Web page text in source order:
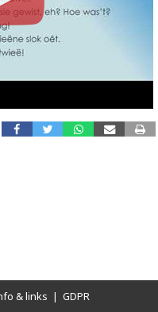
& links | GDPR